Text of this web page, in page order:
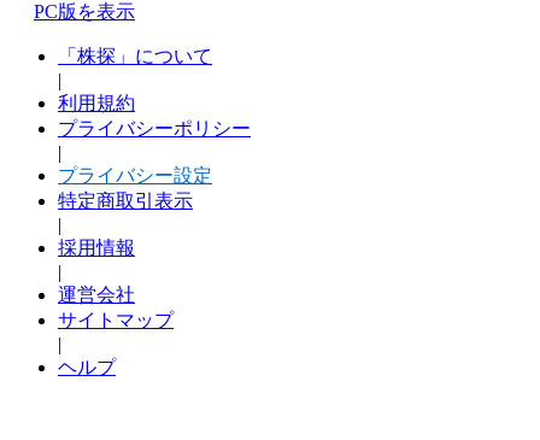
PC版を表示
「株探」について
|
利用規約
プライバシーポリシー
|
プライバシー設定
特定商取引表示
|
採用情報
|
運営会社
サイトマップ
|
ヘルプ